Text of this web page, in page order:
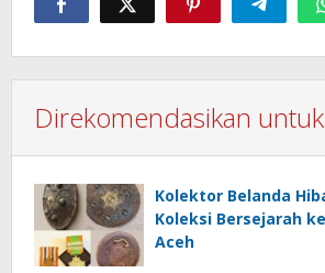
Direkomendasikan
Kolektor Belanda
Koleksi Bersejarah
Aceh